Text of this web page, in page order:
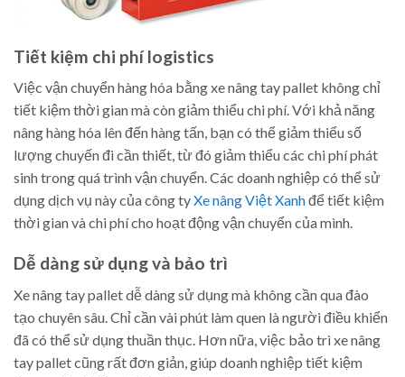
Tiết kiệm chi phí logistics
Việc vận chuyển hàng hóa bằng xe nâng tay pallet không chỉ
tiết kiệm thời gian mà còn giảm thiểu chi phí. Với khả năng
nâng hàng hóa lên đến hàng tấn, bạn có thể giảm thiểu số
lượng chuyến đi cần thiết, từ đó giảm thiểu các chi phí phát
sinh trong quá trình vận chuyển. Các doanh nghiệp có thể sử
dụng dịch vụ này của công tyXe nâng Việt Xanhđể tiết kiệm
thời gian và chi phí cho hoạt động vận chuyển của mình.
Dễ dàng sử dụng và bảo trì
Xe nâng tay pallet dễ dàng sử dụng mà không cần qua đào
tạo chuyên sâu. Chỉ cần vài phút làm quen là người điều khiển
đã có thể sử dụng thuần thục. Hơn nữa, việc bảo trì xe nâng
tay pallet cũng rất đơn giản, giúp doanh nghiệp tiết kiệm